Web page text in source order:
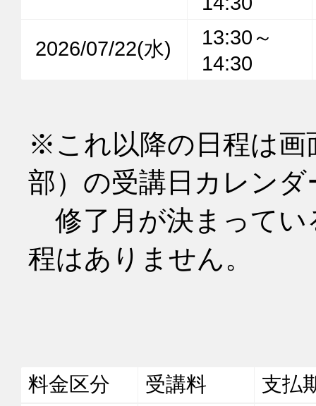
2026/07/22(水)
13:30～
14:30
※これ以降の日程は画
部）の受講日カレン
修了月が決まってい
程はありません。
料金区分 受講料 支払